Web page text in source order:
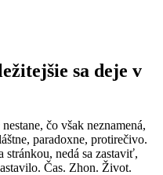
sa deje v
čo však neznamená,
paradoxne, protirečivo.
nedá sa zastaviť,
Čas. Zhon. Život.